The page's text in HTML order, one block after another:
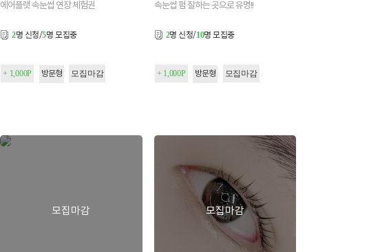
에어플랫 속눈썹 연장 체험권
2명 신청/5명 모집중
+ 1,000P 방문형 모집마감
속눈썹 펌 잘하는 곳으로 유명!!
2명 신청/10명 모집중
+ 1,000P 방문형 모집마감
모집마감 모집마감